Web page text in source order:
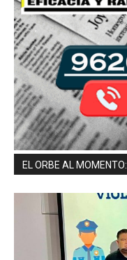
EL ORBE AL MOMENTO: